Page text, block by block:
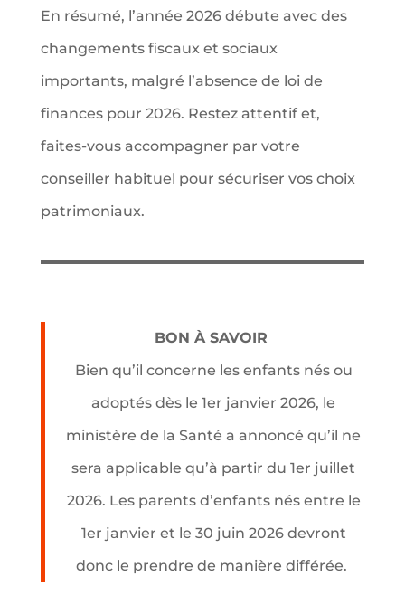
En résumé, l’année 2026 débute avec des
changements fiscaux et sociaux
importants, malgré l’absence de loi de
finances pour 2026. Restez attentif et,
faites-vous accompagner par votre
conseiller habituel pour sécuriser vos choix
patrimoniaux.
BON À SAVOIR
Bien qu’il concerne les enfants nés ou
adoptés dès le 1er janvier 2026, le
ministère de la Santé a annoncé qu’il ne
sera applicable qu’à partir du 1er juillet
2026. Les parents d’enfants nés entre le
1er janvier et le 30 juin 2026 devront
donc le prendre de manière différée.